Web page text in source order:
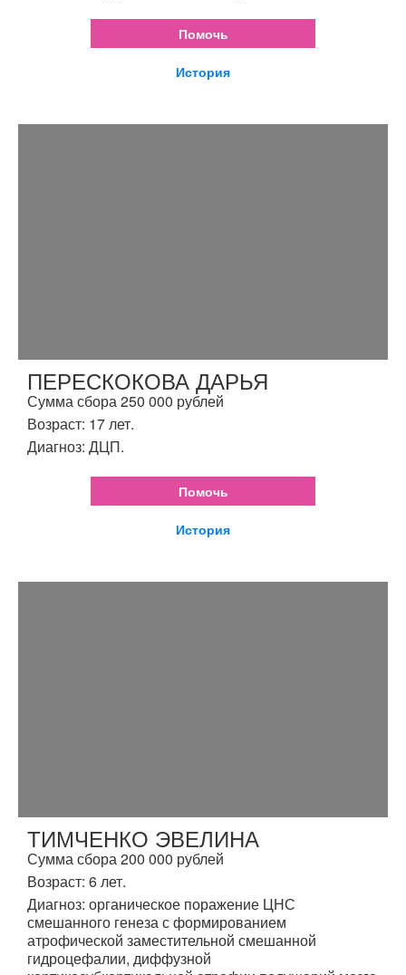
Помочь
История
ПЕРЕСКОКОВА ДАРЬЯ
Сумма сбора 250 000 рублей
Возраст: 17 лет.
Диагноз: ДЦП.
Помочь
История
ТИМЧЕНКО ЭВЕЛИНА
Сумма сбора 200 000 рублей
Возраст: 6 лет.
Диагноз: органическое поражение ЦНС
смешанного генеза с формированием
атрофической заместительной смешанной
гидроцефалии, диффузной